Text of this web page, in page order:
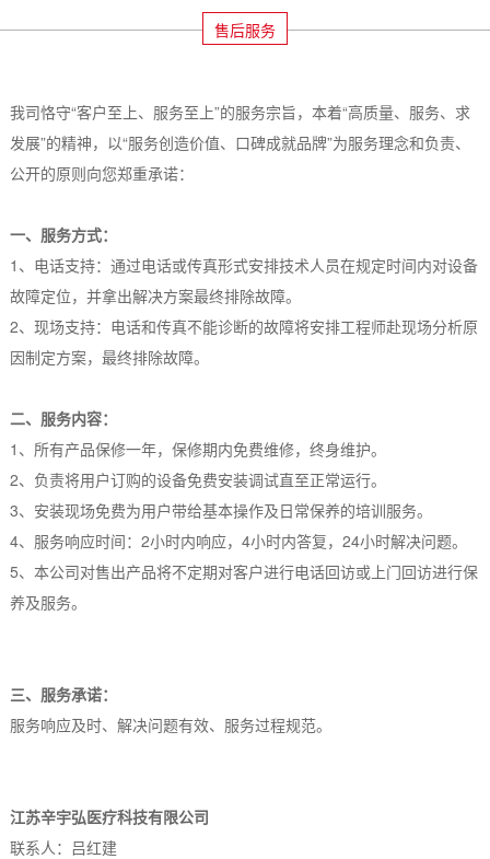
售后服务
我司恪守“客户至上、服务至上”的服务宗旨，本着“高质量、服务、求
发展”的精神，以“服务创造价值、口碑成就品牌”为服务理念和负责、
公开的原则向您郑重承诺：
一、服务方式：
1、电话支持：通过电话或传真形式安排技术人员在规定时间内对设备
故障定位，并拿出解决方案最终排除故障。
2、现场支持：电话和传真不能诊断的故障将安排工程师赴现场分析原
因制定方案，最终排除故障。
二、服务内容：
1、所有产品保修一年，保修期内免费维修，终身维护。
2、负责将用户订购的设备免费安装调试直至正常运行。
3、安装现场免费为用户带给基本操作及日常保养的培训服务。
4、服务响应时间：2小时内响应，4小时内答复，24小时解决问题。
5、本公司对售出产品将不定期对客户进行电话回访或上门回访进行保
养及服务。
三、服务承诺：
服务响应及时、解决问题有效、服务过程规范。
江苏辛宇弘医疗科技有限公司
联系人：吕红建